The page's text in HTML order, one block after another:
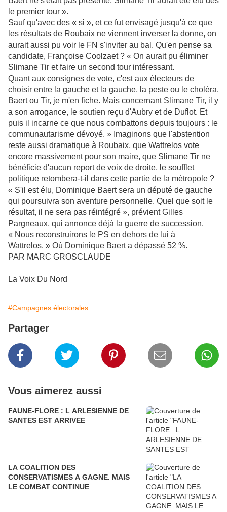
le premier tour ».
Sauf qu'avec des « si », et ce fut envisagé jusqu'à ce que
les résultats de Roubaix ne viennent inverser la donne, on
aurait aussi pu voir le FN s'inviter au bal. Qu'en pense sa
candidate, Françoise Coolzaet ? « On aurait pu éliminer
Slimane Tir et faire un second tour intéressant.
Quant aux consignes de vote, c'est aux électeurs de
choisir entre la gauche et la gauche, la peste ou le choléra.
Baert ou Tir, je m'en fiche. Mais concernant Slimane Tir, il y
a son arrogance, le soutien reçu d'Aubry et de Duflot. Et
puis il incarne ce que nous combattons depuis toujours : le
communautarisme dévoyé. » Imaginons que l'abstention
reste aussi dramatique à Roubaix, que Wattrelos vote
encore massivement pour son maire, que Slimane Tir ne
bénéficie d'aucun report de voix de droite, le soufflet
politique retombera-t-il dans cette partie de la métropole ?
« S'il est élu, Dominique Baert sera un député de gauche
qui poursuivra son aventure personnelle. Quel que soit le
résultat, il ne sera pas réintégré », prévient Gilles
Pargneaux, qui annonce déjà la guerre de succession.
« Nous reconstruirons le PS en dehors de lui à
Wattrelos. » Où Dominique Baert a dépassé 52 %. 
PAR MARC GROSCLAUDE
La Voix Du Nord
#Campagnes électorales
Partager
Vous aimerez aussi
FAUNE-FLORE : L ARLESIENNE DE
SANTES EST ARRIVEE
LA COALITION DES
CONSERVATISMES A GAGNE. MAIS
LE COMBAT CONTINUE